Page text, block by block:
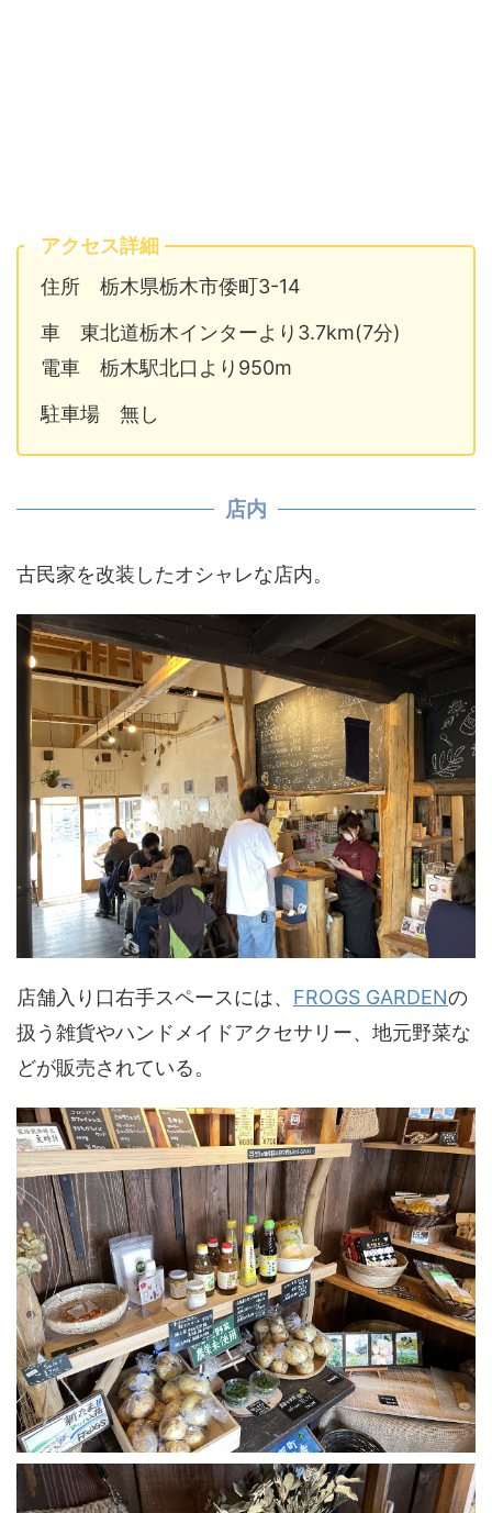
アクセス詳細
住所 栃木県栃木市倭町3-14
車 東北道栃木インターより3.7km(7分)
電車 栃木駅北口より950m
駐車場 無し
店内
古民家を改装したオシャレな店内。
店舗入り口右手スペースには、 FROGS GARDENの
扱う雑貨やハンドメイドアクセサリー、地元野菜な
どが販売されている。